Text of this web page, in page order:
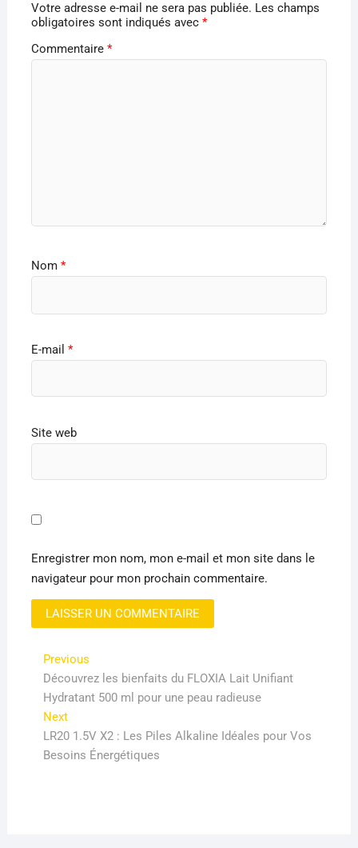
Votre adresse e-mail ne sera pas publiée. Les champs
obligatoires sont indiqués avec *
Commentaire *
Nom *
E-mail *
Site web
Enregistrer mon nom, mon e-mail et mon site dans le
navigateur pour mon prochain commentaire.
Navigation
de
l’article
PreviousPrevious
post:
Découvrez les bienfaits du FLOXIA Lait Unifiant
Hydratant 500 ml pour une peau radieuse
NextNext
post:
LR20 1.5V X2 : Les Piles Alkaline Idéales pour Vos
Besoins Énergétiques